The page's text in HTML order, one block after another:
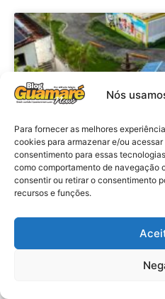
Nós
Para fornecer as melhores
cookies para armazenar e/ou
consentimento para essas
como comportamento de navegação
consentir ou retirar o consentimento
recursos e funções.
Agenda: 10ª
da Casa Durval
nesta quarta-feira